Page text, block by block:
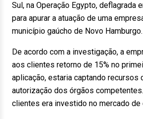
Sul, na Operação Egypto, deflagrada
para apurar a atuação de uma
município gaúcho de Novo Hamburgo.
De acordo com a investigação, a
aos clientes retorno de 15% no
aplicação, estaria captando recursos
autorização dos órgãos
clientes era investido no mercado de